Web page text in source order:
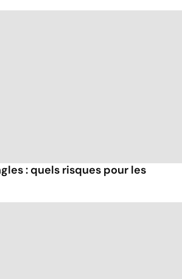
: quels risques pour les